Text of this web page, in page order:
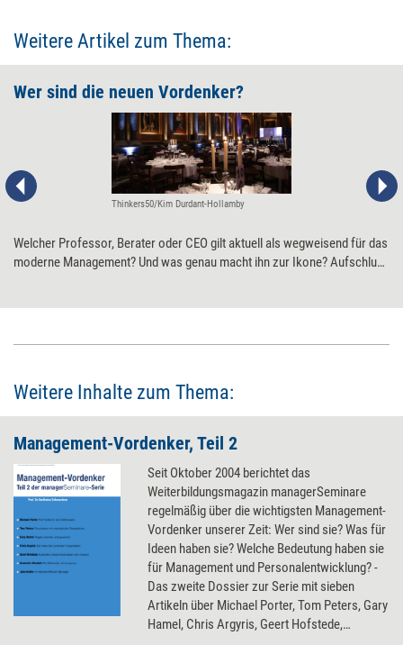
Weitere Artikel zum Thema:
Wer sind die neuen Vordenker?
Thinkers50/Kim Durdant-Hollamby
Welcher Professor, Berater oder CEO gilt aktuell als wegweisend für das
moderne Management? Und was genau macht ihn zur Ikone? Aufschluss
Weitere Inhalte zum Thema:
Management-Vordenker, Teil 2
Seit Oktober 2004 berichtet das
Weiterbildungsmagazin managerSeminare
regelmäßig über die wichtigsten Management-
Vordenker unserer Zeit: Wer sind sie? Was für
Ideen haben sie? Welche Bedeutung haben sie
für Management und Personalentwicklung? -
Das zweite Dossier zur Serie mit sieben
Artikeln über Michael Porter, Tom Peters, Gary
Hamel, Chris Argyris, Geert Hofstede,